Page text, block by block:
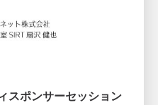
スポンサーセッション